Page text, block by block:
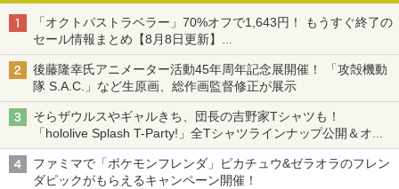
「オクトパストラベラー」70%オフで1,643円！ もうすぐ終了の
セール情報まとめ【8月8日更新】
ニンテンドーeショップでは「大神 絶景版」が67%オフで990円
後藤隆幸氏アニメーター活動45年周年記念展開催！ 「攻殻機動
隊 S.A.C.」など生原画、総作画監督修正が展示
そらザウルスやギャルきち、団長の吉野家Tシャツも！
「hololive Splash T-Party!」全Tシャツラインナップ公開＆オン
ライン販売開始
ファミマで「ポケモンフレンダ」ピカチュウ&ゼラオラのフレン
ダピックがもらえるキャンペーン開催！